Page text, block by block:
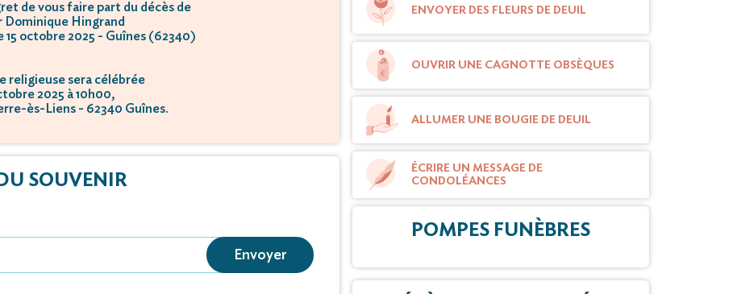
de vous faire part du décès de
Dominique Hingrand
15 octobre 2025 - Guînes (62340)
religieuse sera célébrée
2025 à 10h00,
ès-Liens - 62340 Guînes.
SOUVENIR
Envoyer
ENVOYER DES FLEURS DE DEUIL
OUVRIR UNE CAGNOTTE OBSÈQUES
ALLUMER UNE BOUGIE DE DEUIL
ÉCRIRE UN MESSAGE DE
CONDOLÉANCES
POMPES FUNÈBRES